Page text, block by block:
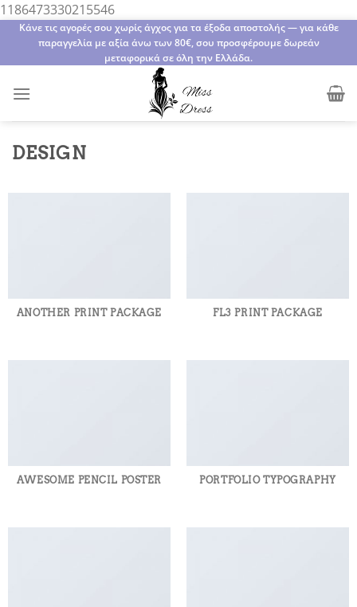
1186473330215546Μετάβαση
στο
περιεχόμενο
Κάνε τις αγορές σου χωρίς άγχος για τα έξοδα αποστολής — για κάθε
παραγγελία με αξία άνω των 80€, σου προσφέρουμε δωρεάν
μεταφορικά σε όλη την Ελλάδα.
DESIGN
ANOTHER PRINT PACKAGE FL3 PRINT PACKAGE
AWESOME PENCIL POSTER PORTFOLIO TYPOGRAPHY